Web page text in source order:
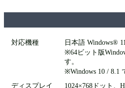
対応機種
日本語 Windows®
※64ビット版
す。
※Windows 10 / 8.1
ディスプレイ
1024×768ドット、